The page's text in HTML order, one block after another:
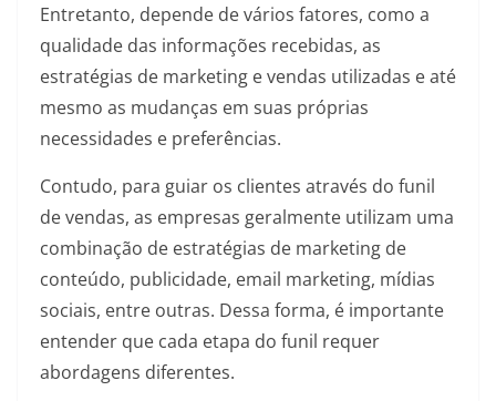
Entretanto, depende de vários fatores, como a
qualidade das informações recebidas, as
estratégias de marketing e vendas utilizadas e até
mesmo as mudanças em suas próprias
necessidades e preferências.
Contudo, para guiar os clientes através do funil
de vendas, as empresas geralmente utilizam uma
combinação de estratégias de marketing de
conteúdo, publicidade, email marketing, mídias
sociais, entre outras. Dessa forma, é importante
entender que cada etapa do funil requer
abordagens diferentes.